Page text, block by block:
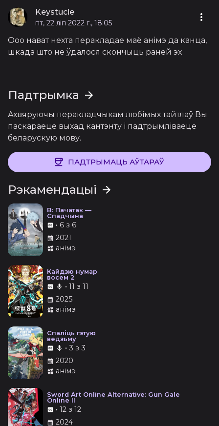
Keystucie
пт, 22 ліп 2022 г., 18:05
Ооо нават нехта перакладае маё анімэ да канца,
шкада што не ўдалося скончыць раней эх
Падтрымка
Ахвяруючы перакладчыкам любімых тайтлаў Вы
паскараеце выхад кантэнту і падтрымліваеце
беларускую мову.
ПАДТРЫМАЦЬ АЎТАРАЎ
Рэкамендацыі
B: Пачатак —
Спадчына
• 6 з 6
2021
анімэ
Кайдзю нумар
восем 2
• 11 з 11
2025
анімэ
Спаліць гэтую
ведзьму
• 3 з 3
2020
анімэ
Sword Art Online Alternative: Gun Gale
Online II
• 12 з 12
2024